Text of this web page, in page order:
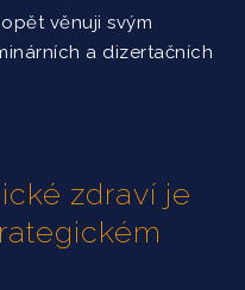
věnuji svým
a dizertačních
zdraví je